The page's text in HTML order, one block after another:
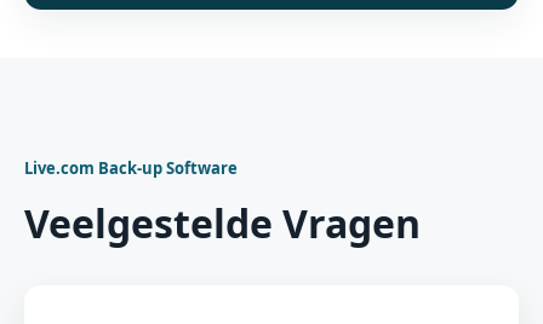
Live.com Back-up Software
Veelgestelde Vragen